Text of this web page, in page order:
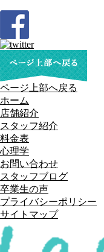
ページ上部へ戻る
ホーム
店舗紹介
スタッフ紹介
料金表
心理学
お問い合わせ
スタッフブログ
卒業生の声
プライバシーポリシー
サイトマップ